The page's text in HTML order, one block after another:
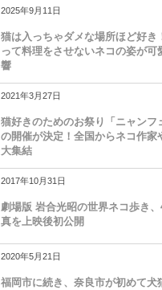
2025年9月11日
猫は入っちゃダメな場所ほど好き
って料理をさせないネコの姿が可
響
2021年3月27日
猫好きのためのお祭り「ニャンフ
の開催が決定！全国からネコ作家
大集結
2017年10月31日
劇場版 岩合光昭の世界ネコ歩き
真を上映後初公開
2020年5月21日
福岡市に続き、奈良市が初めて犬